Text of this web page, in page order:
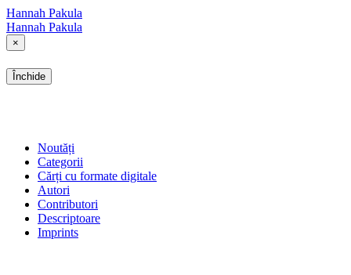
Hannah Pakula
Hannah Pakula
×
Închide
Noutăți
Categorii
Cărți cu formate digitale
Autori
Contributori
Descriptoare
Imprints